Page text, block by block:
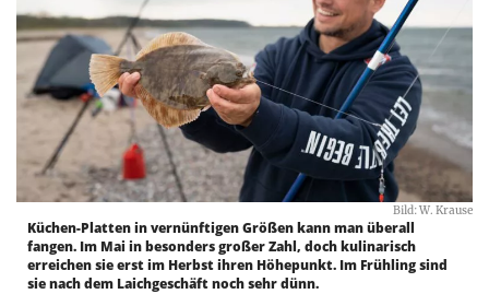
Bild: W. Krause
Küchen-Platten in vernünftigen Größen kann man überall
fangen. Im Mai in besonders großer Zahl, doch kulinarisch
erreichen sie erst im Herbst ihren Höhepunkt. Im Frühling sind
sie nach dem Laichgeschäft noch sehr dünn.